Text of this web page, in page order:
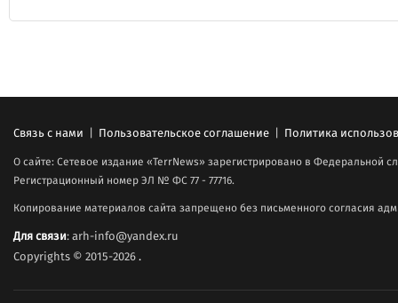
Связь с нами | Пользовательское соглашение | Политика
О сайте: Сетевое издание «TerrNews» зарегистрировано в Федеральной
Регистрационный номер ЭЛ № ФС 77 - 77716.
Копирование материалов сайта запрещено без письменного согласия
Для связи: arh-info@yandex.ru
Copyrights © 2015-2026.